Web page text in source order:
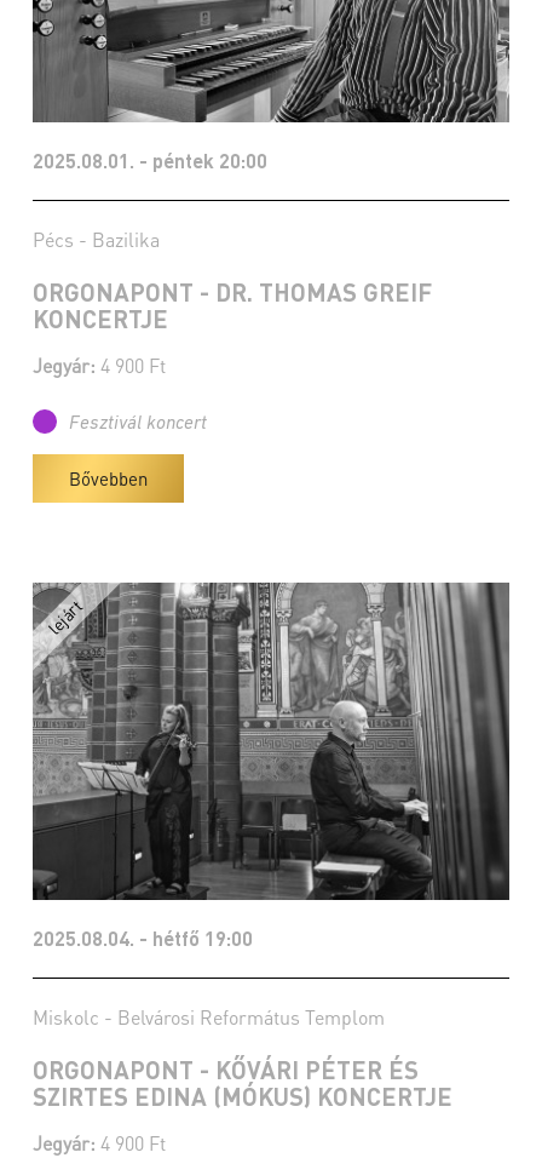
2025.08.01. - péntek 20:00
Pécs - Bazilika
ORGONAPONT - DR. THOMAS GREIF
KONCERTJE
Jegyár: 4 900 Ft
Fesztivál koncert
Bővebben
2025.08.04. - hétfő 19:00
Miskolc - Belvárosi Református Templom
ORGONAPONT - KŐVÁRI PÉTER ÉS
SZIRTES EDINA (MÓKUS) KONCERTJE
Jegyár: 4 900 Ft